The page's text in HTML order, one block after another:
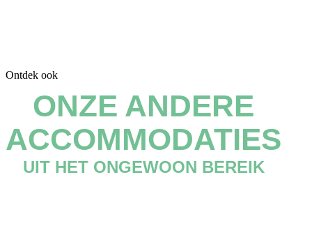
Ontdek ook
ONZE ANDERE
ACCOMMODATIES
UIT HET ONGEWOON BEREIK